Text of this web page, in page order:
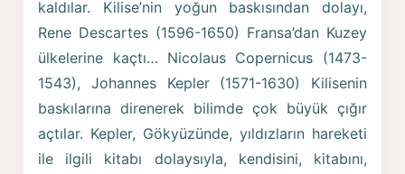
kaldılar. Kilise’nin yoğun baskısından dolayı,
Rene Descartes (1596-1650) Fransa’dan Kuzey
ülkelerine kaçtı… Nicolaus Copernicus (1473-
1543), Johannes Kepler (1571-1630) Kilisenin
baskılarına direnerek bilimde çok büyük çığır
açtılar. Kepler, Gökyüzünde, yıldızların hareketi
ile ilgili kitabı dolaysıyla, kendisini, kitabını,